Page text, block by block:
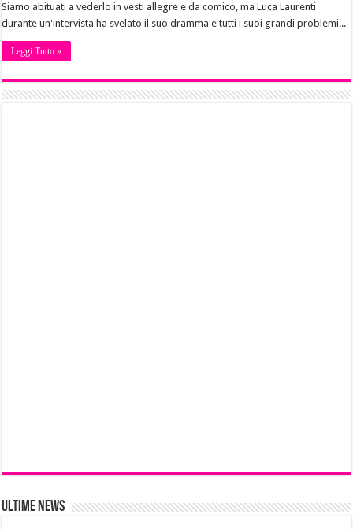
Siamo abituati a vederlo in vesti allegre e da comico, ma Luca Laurenti
durante un'intervista ha svelato il suo dramma e tutti i suoi grandi problemi...
Leggi Tutto »
Ultime News